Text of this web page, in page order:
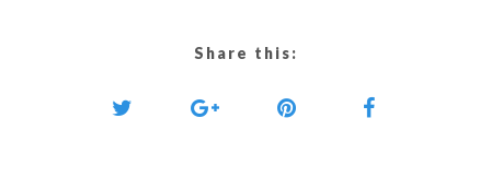
Share this: